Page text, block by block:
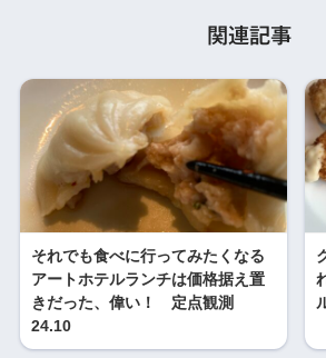
関連記事
それでも食べに行ってみたくなる
アートホテルランチは価格据え置
きだった、偉い！ 定点観測
24.10